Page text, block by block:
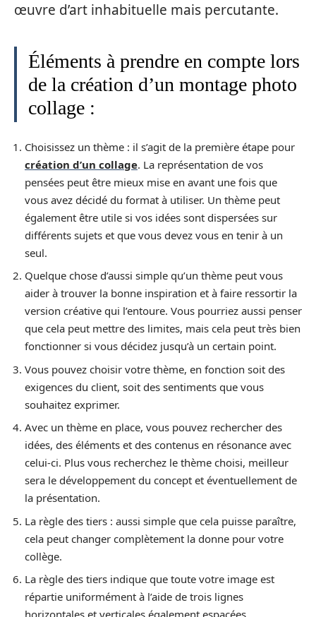
œuvre d’art inhabituelle mais percutante.
Éléments à prendre en compte lors
de la création d’un montage photo
collage :
Choisissez un thème : il s’agit de la première étape pour
création d’un collage. La représentation de vos
pensées peut être mieux mise en avant une fois que
vous avez décidé du format à utiliser. Un thème peut
également être utile si vos idées sont dispersées sur
différents sujets et que vous devez vous en tenir à un
seul.
Quelque chose d’aussi simple qu’un thème peut vous
aider à trouver la bonne inspiration et à faire ressortir la
version créative qui l’entoure. Vous pourriez aussi penser
que cela peut mettre des limites, mais cela peut très bien
fonctionner si vous décidez jusqu’à un certain point.
Vous pouvez choisir votre thème, en fonction soit des
exigences du client, soit des sentiments que vous
souhaitez exprimer.
Avec un thème en place, vous pouvez rechercher des
idées, des éléments et des contenus en résonance avec
celui-ci. Plus vous recherchez le thème choisi, meilleur
sera le développement du concept et éventuellement de
la présentation.
La règle des tiers : aussi simple que cela puisse paraître,
cela peut changer complètement la donne pour votre
collège.
La règle des tiers indique que toute votre image est
répartie uniformément à l’aide de trois lignes
horizontales et verticales également espacées.